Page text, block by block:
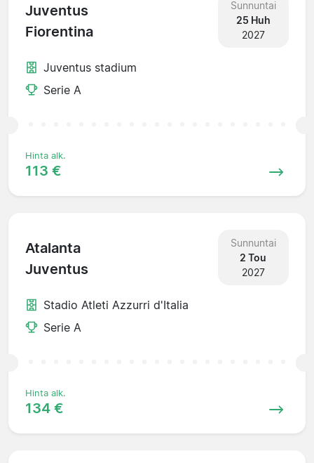
Juventus
Fiorentina
Sunnuntai
25 Huh
2027
Juventus stadium
Serie A
Hinta alk.
113 €
Atalanta
Juventus
Sunnuntai
2 Tou
2027
Stadio Atleti Azzurri d'Italia
Serie A
Hinta alk.
134 €